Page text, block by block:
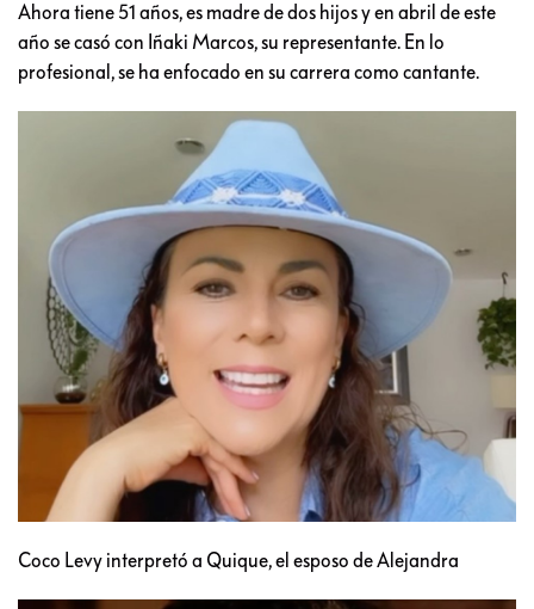
Ahora tiene 51 años, es madre de dos hijos y en abril de este
año se casó con Iñaki Marcos, su representante. En lo
profesional, se ha enfocado en su carrera como cantante.
Coco Levy interpretó a Quique, el esposo de Alejandra